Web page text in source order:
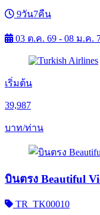
9วัน7คืน
03 ต.ค. 69 - 08 ม.ค.
เริ่มต้น
39,987
บาท/ท่าน
บินตรง Beautiful
TR_TK00010